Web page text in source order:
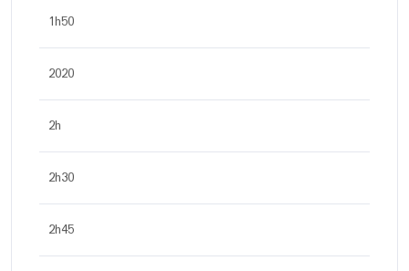
1h50
2020
2h
2h30
2h45